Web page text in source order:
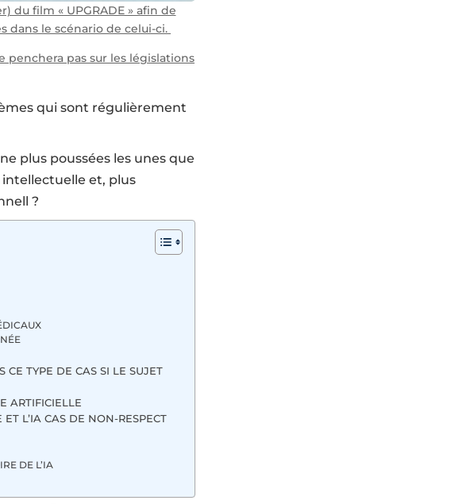
du film « UPGRADE » afin de
dans le scénario de celui-ci.
penchera pas sur les législations
qui sont régulièrement
plus poussées les unes que
et, plus
?
CE TYPE DE CAS SI LE SUJET
ARTIFICIELLE
L’IA CAS DE NON-RESPECT
DE L’IA